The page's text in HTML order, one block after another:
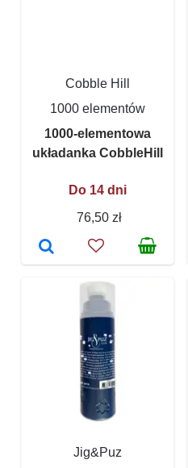
Cobble Hill
1000 elementów
1000-elementowa
układanka CobbleHill
Do 14 dni
76,50 zł
Jig&Puz